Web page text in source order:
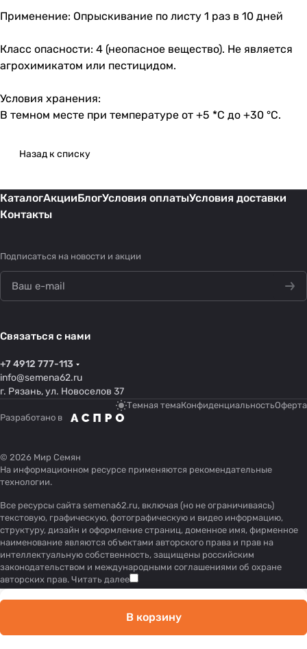
Применение: Опрыскивание по листу 1 раз в 10 дней
Класс опасности: 4 (неопасное вещество). Не является
агрохимикатом или пестицидом.
Условия хранения:
В темном месте при температуре от +5 *С до +30 °С.
Назад к списку
КаталогАкцииБлогУсловия оплатыУсловия доставки
Контакты
Подписаться на новости и акции
Связаться с нами
+7 4912 777-113
info@semena62.ru
г. Рязань, ул. Новоселов 37
Темная темаКонфиденциальностьОферта
Разработано в
© 2026 Мир Семян
На информационном ресурсе применяются рекомендательные
технологии.
Все ресурсы сайта semena62.ru, включая (но не ограничиваясь)
текстовую, графическую, фотографическую и видео информацию,
структуру, дизайн и оформление страниц, доменное имя, фирменное
наименование являются объектами авторского права и прав на
интеллектуальную собственность, защищены российским
законодательством и международными соглашениями об охране
авторских прав. Читать далее
В корзину